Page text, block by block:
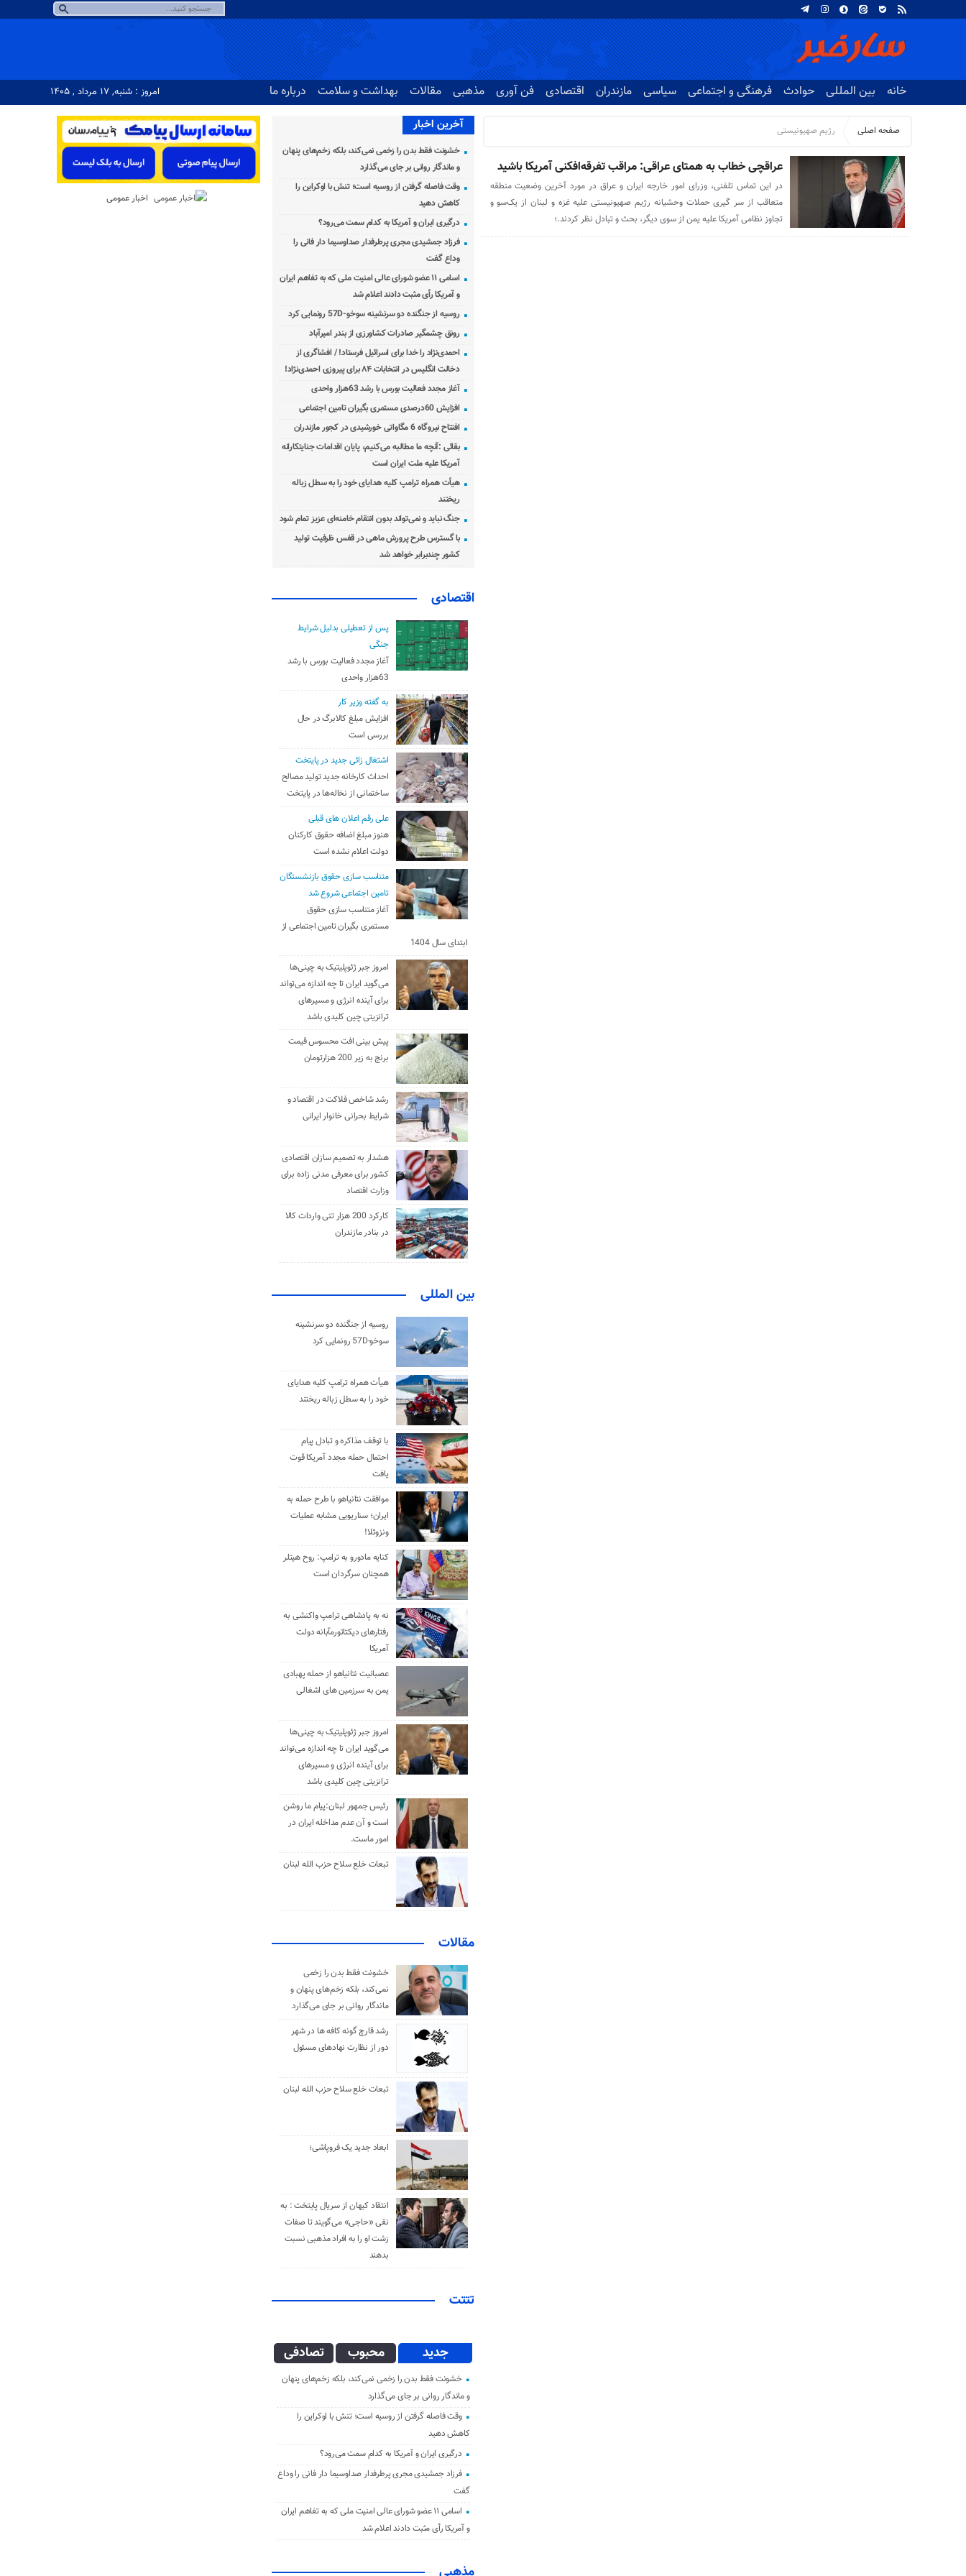
خانه بین المللی حوادث فرهنگی و اجتماعی سیاسی مازندران اقتصادی فن آوری مذهبی مقالات بهداشت و سلامت درباره ما امروز : شنبه, ۱۷ مرداد , ۱۴۰۵
صفحه اصلی رژیم صهیونیستی
عراقچی خطاب به همتای عراقی: مراقب تفرقه‌افکنی آمریکا باشید
در این تماس تلفنی، وزرای امور خارجه ایران و عراق در مورد آخرین وضعیت منطقه
متعاقب از سر گیری حملات وحشیانه رژیم صهیونیستی علیه غزه و لبنان از یک‌سو و
تجاوز نظامی آمریکا علیه یمن از سوی دیگر، بحث و تبادل نظر کردند.؛
آخرین اخبار
خشونت فقط بدن را زخمی نمی‌کند، بلکه زخم‌های پنهان
و ماندگار روانی بر جای می‌گذارد
وقت فاصله گرفتن از روسیه است؛ تنش با اوکراین را
کاهش دهید
درگیری ایران و آمریکا به کدام سمت می‌رود؟
فرزاد جمشیدی مجری پرطرفدار صداوسیما دار فانی را
وداع گفت
اسامی ۱۱ عضو شورای عالی امنیت ملی که به تفاهم ایران
و آمریکا رأی مثبت دادند اعلام شد
روسیه از جنگنده دو سرنشینه سوخو-57D رونمایی کرد
رونق چشمگیر صادرات کشاورزی از بندر امیرآباد
احمدی‌نژاد را خدا برای اسرائیل فرستاد! / افشاگری از
دخالت انگلیس در انتخابات ۸۴ برای پیروزی احمدی‌نژاد!
آغاز مجدد فعالیت بورس با رشد 63هزار واحدی
افزایش 60درصدی مستمری بگیران تامین اجتماعی
افتتاح نیروگاه 6 مگاواتی خورشیدی در کجور مازندران
بقائی :آنچه ما مطالبه می‌کنیم، پایان اقدامات جنایتکارانه
آمریکا علیه ملت ایران است
هیأت همراه ترامپ کلیه هدایای خود را به سطل زباله
ریختند
جنگ نباید و نمی‌تواند بدون انتقام خامنه‌ای عزیز تمام شود
با گسترس طرح پرورش ماهی در قفس ظرفیت تولید
کشور چندبرابر خواهد شد
اقتصادی
پس از تعطیلی بدلیل شرایط
جنگی
آغاز مجدد فعالیت بورس با رشد
63هزار واحدی
به گفته وزیر کار
افزایش مبلغ کالابرگ در حال
بررسی است
اشتغال زائی جدید در پایتخت
احداث کارخانه جدید تولید مصالح
ساختمانی از نخاله‌ها در پایتخت
علی رقم اعلان های قبلی
هنوز مبلغ اضافه حقوق کارکنان
دولت اعلام نشده است
متناسب سازی حقوق بازنشستگان
تامین اجتماعی شروع شد
آغاز متناسب سازی حقوق
مستمری بگیران تامین اجتماعی از
ابتدای سال 1404
امروز جبر ژئوپلیتیک به چینی‌ها
می‌گوید ایران تا چه اندازه می‌تواند
برای آینده انرژی و مسیرهای
ترانزیتی چین کلیدی باشد
پیش بینی افت محسوس قیمت
برنج به زیر 200 هزارتومان
رشد شاخص فلاکت در اقتصاد و
شرایط بحرانی خانوار ایرانی
هشدار به تصمیم سازان اقتصادی
کشور برای معرفی مدنی زاده برای
وزارت اقتصاد
کارکرد 200 هزار تنی واردات کالا
در بنادر مازندران
بین المللی
روسیه از جنگنده دو سرنشینه
سوخو-57D رونمایی کرد
هیأت همراه ترامپ کلیه هدایای
خود را به سطل زباله ریختند
با توقف مذاکره و تبادل پیام
احتمال حمله مجدد آمریکا قوت
یافت
موافقت نتانیاهو با طرح حمله به
ایران؛ سناریویی مشابه عملیات
ونزوئلا!
کنایه مادورو به ترامپ: روح هیتلر
همچنان سرگردان است
نه به پادشاهی ترامپ واکنشی به
رفتارهای دیکتاتورمآبانه دولت
آمریکا
عصبانیت نتانیاهو از حمله پهبادی
یمن به سرزمین های اشغالی
امروز جبر ژئوپلیتیک به چینی‌ها
می‌گوید ایران تا چه اندازه می‌تواند
برای آینده انرژی و مسیرهای
ترانزیتی چین کلیدی باشد
رئیس جمهور لبنان:پیام ما روشن
است و آن عدم مداخله ایران در
امور ماست.
تبعات خلع سلاح حزب الله لبنان
مقالات
خشونت فقط بدن را زخمی
نمی‌کند، بلکه زخم‌های پنهان و
ماندگار روانی بر جای می‌گذارد
رشد قارچ گونه کافه ها در شهر
دور از نظارت نهادهای مسئول
تبعات خلع سلاح حزب الله لبنان
ابعاد جدید یک فروپاشی؛
انتقاد کیهان از سریال پایتخت : به
نقی «حاجی» می‌گویند تا صفات
زشت او را به افراد مذهبی نسبت
بدهند
تتتت
جدید محبوب تصادفی
خشونت فقط بدن را زخمی نمی‌کند، بلکه زخم‌های پنهان
و ماندگار روانی بر جای می‌گذارد
وقت فاصله گرفتن از روسیه است؛ تنش با اوکراین را
کاهش دهید
درگیری ایران و آمریکا به کدام سمت می‌رود؟
فرزاد جمشیدی مجری پرطرفدار صداوسیما دار فانی را وداع
گفت
اسامی ۱۱ عضو شورای عالی امنیت ملی که به تفاهم ایران
و آمریکا رأی مثبت دادند اعلام شد
مذهبی
اخبار عمومی